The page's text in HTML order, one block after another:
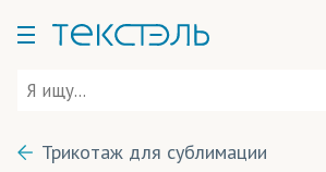
Трикотаж для сублимации